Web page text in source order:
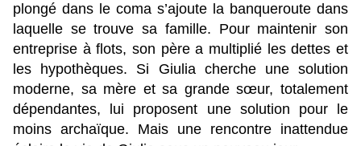
plongé dans le coma s’ajoute la banqueroute dans
laquelle se trouve sa famille. Pour maintenir son
entreprise à flots, son père a multiplié les dettes et
les hypothèques. Si Giulia cherche une solution
moderne, sa mère et sa grande sœur, totalement
dépendantes, lui proposent une solution pour le
moins archaïque. Mais une rencontre inattendue